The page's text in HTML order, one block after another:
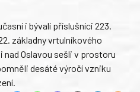
i bývalí příslušníci 223.
základny vrtulníkového
Oslavou sešli v prostoru
desáté výročí vzniku